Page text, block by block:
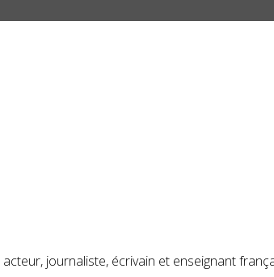
journaliste, écrivain et enseignant